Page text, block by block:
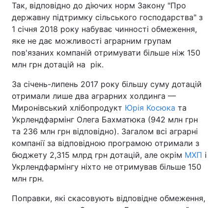
Так, відповідно до діючих норм Закону "Про
державну підтримку сільського господарства" з
1 січня 2018 року набуває чинності обмеження,
яке не дає можливості аграрним групам
пов'язаних компаній отримувати більше ніж 150
млн грн дотацій на рік.
За січень-липень 2017 року більшу суму дотацій
отримали лише два аграрних холдинга —
Миронівський хлібопродукт Юрія Косюка та
Укрлендфармінг Олега Бахматюка (942 млн грн
та 236 млн грн відповідно). Загалом всі аграрні
компанії за відповідною програмою отримали з
бюджету 2,315 млрд грн дотацій, але окрім МХП і
Укрлендфармінгу ніхто не отримував більше 150
млн грн.
Поправки, які скасовують відповідне обмеження,